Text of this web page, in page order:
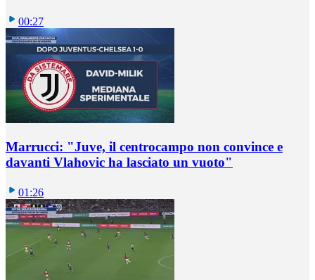
00:27
Marrucci: "Juve, il centrocampo non convince e
davanti Vlahovic ha lasciato un vuoto"
01:26